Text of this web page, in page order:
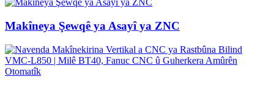
Makîneya Şewqê ya Asayî ya ZNC